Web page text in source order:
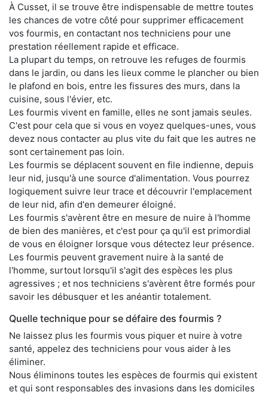
À Cusset, il se trouve être indispensable de mettre toutes
les chances de votre côté pour supprimer efficacement
vos fourmis, en contactant nos techniciens pour une
prestation réellement rapide et efficace.
La plupart du temps, on retrouve les refuges de fourmis
dans le jardin, ou dans les lieux comme le plancher ou bien
le plafond en bois, entre les fissures des murs, dans la
cuisine, sous l'évier, etc.
Les fourmis vivent en famille, elles ne sont jamais seules.
C'est pour cela que si vous en voyez quelques-unes, vous
devez nous contacter au plus vite du fait que les autres ne
sont certainement pas loin.
Les fourmis se déplacent souvent en file indienne, depuis
leur nid, jusqu'à une source d'alimentation. Vous pourrez
logiquement suivre leur trace et découvrir l'emplacement
de leur nid, afin d'en demeurer éloigné.
Les fourmis s'avèrent être en mesure de nuire à l'homme
de bien des manières, et c'est pour ça qu'il est primordial
de vous en éloigner lorsque vous détectez leur présence.
Les fourmis peuvent gravement nuire à la santé de
l'homme, surtout lorsqu'il s'agit des espèces les plus
agressives ; et nos techniciens s'avèrent être formés pour
savoir les débusquer et les anéantir totalement.
Quelle technique pour se défaire des fourmis ?
Ne laissez plus les fourmis vous piquer et nuire à votre
santé, appelez des techniciens pour vous aider à les
éliminer.
Nous éliminons toutes les espèces de fourmis qui existent
et qui sont responsables des invasions dans les domiciles